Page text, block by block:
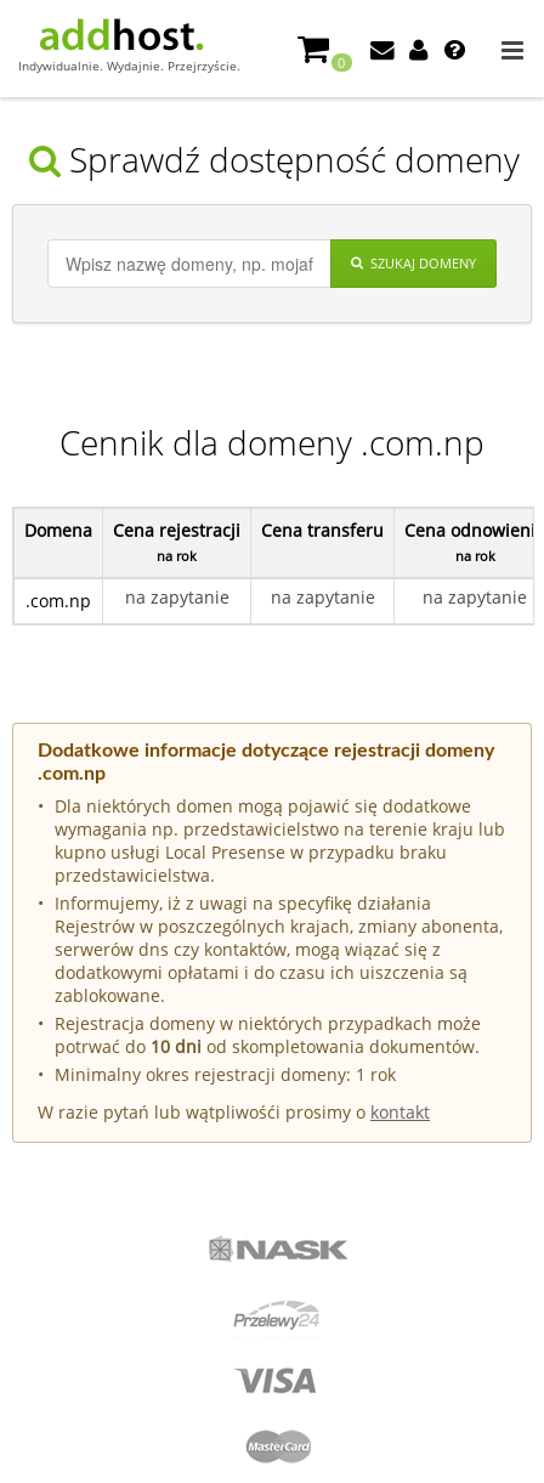
Indywidualnie. Wydajnie. Przejrzyście. 0
Sprawdź dostępność domeny
SZUKAJ DOMENY
Cennik dla domeny .com.np
Domena Cena rejestracji
na rok
Cena transferu Cena odnowienia
na rok
.com.np na zapytanie na zapytanie na zapytanie
Dodatkowe informacje dotyczące rejestracji domeny
.com.np
Dla niektórych domen mogą pojawić się dodatkowe
wymagania np. przedstawicielstwo na terenie kraju lub
kupno usługi Local Presense w przypadku braku
przedstawicielstwa.
Informujemy, iż z uwagi na specyfikę działania
Rejestrów w poszczególnych krajach, zmiany abonenta,
serwerów dns czy kontaktów, mogą wiązać się z
dodatkowymi opłatami i do czasu ich uiszczenia są
zablokowane.
Rejestracja domeny w niektórych przypadkach może
potrwać do 10 dni od skompletowania dokumentów.
Minimalny okres rejestracji domeny: 1 rok
W razie pytań lub wątpliwośći prosimy o kontakt